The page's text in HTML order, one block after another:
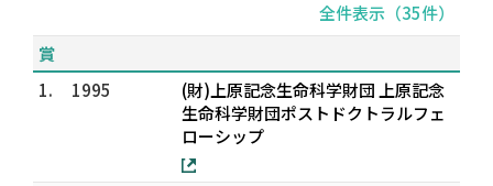
全件表示（35件）
賞
1.
1995
(財)上原記念生命科学財団 上原記念
生命科学財団ポストドクトラルフェ
ローシップ